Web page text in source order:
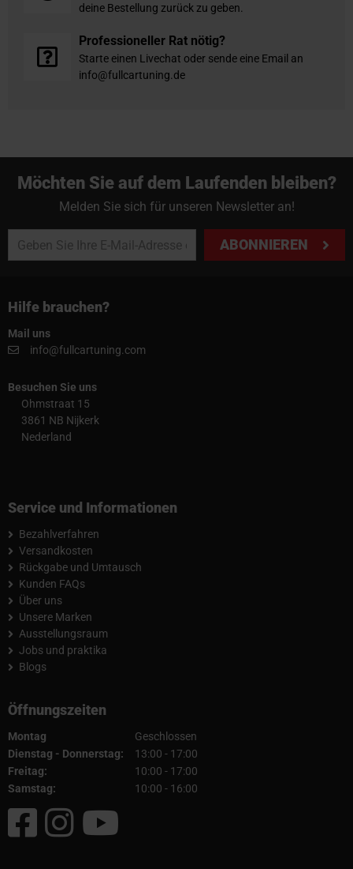
deine Bestellung zurück zu geben.
Professioneller Rat nötig?
Starte einen Livechat oder sende eine Email an
info@fullcartuning.de
Möchten Sie auf dem Laufenden bleiben?
Melden Sie sich für unseren Newsletter an!
ABONNIEREN
Hilfe brauchen?
Mail uns
info@fullcartuning.com
Besuchen Sie uns
Ohmstraat 15
3861 NB Nijkerk
Nederland
Service und Informationen
Bezahlverfahren
Versandkosten
Rückgabe und Umtausch
Kunden FAQs
Über uns
Unsere Marken
Ausstellungsraum
Jobs und praktika
Blogs
Öffnungszeiten
Montag
Geschlossen
Dienstag - Donnerstag:
13:00 - 17:00
Freitag:
10:00 - 17:00
Samstag:
10:00 - 16:00